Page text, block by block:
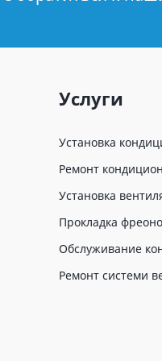
Услуги
Установка
Ремонт
Установка
Прокладка
Обслуживание
Ремонт системи